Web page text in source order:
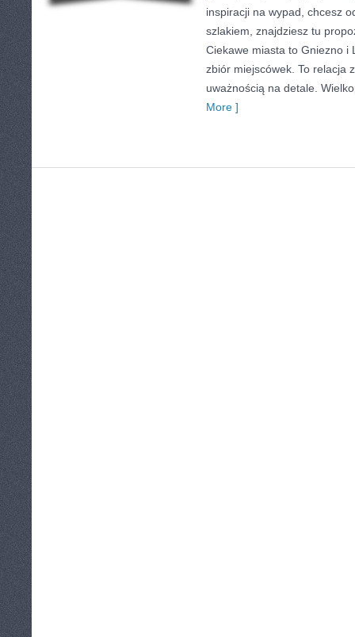
inspiracji na wypad, chcesz
szlakiem, znajdziesz tu
Ciekawe miasta to Gniezno i
zbiór miejscówek. To relacja
uważnością na detale.
More ]